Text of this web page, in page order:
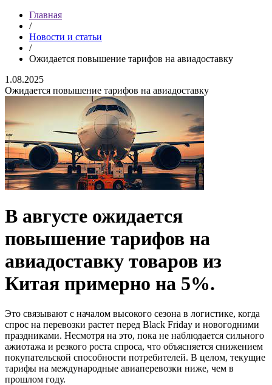
Главная
/
Новости и статьи
/
Ожидается повышение тарифов на авиадоставку
1.08.2025
Ожидается повышение тарифов на авиадоставку
В августе ожидается
повышение тарифов на
авиадоставку товаров из
Китая примерно на 5%.
Это связывают с началом высокого сезона в логистике, когда
спрос на перевозки растет перед Black Friday и новогодними
праздниками. Несмотря на это, пока не наблюдается сильного
ажиотажа и резкого роста спроса, что объясняется снижением
покупательской способности потребителей. В целом, текущие
тарифы на международные авиаперевозки ниже, чем в
прошлом году.